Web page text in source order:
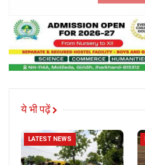
ये भी पढ़ें
LATEST NEWS